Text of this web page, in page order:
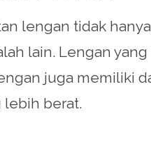
lengan tidak
lain. Lengan yang
juga memiliki
lebih berat.